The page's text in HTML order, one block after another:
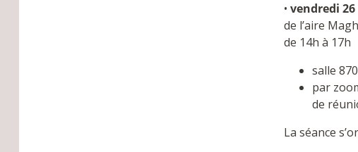
• vendredi
de l’aire
de 14h à 17h
salle
par
de
La séance